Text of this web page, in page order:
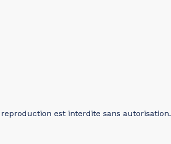
est interdite sans autorisation.